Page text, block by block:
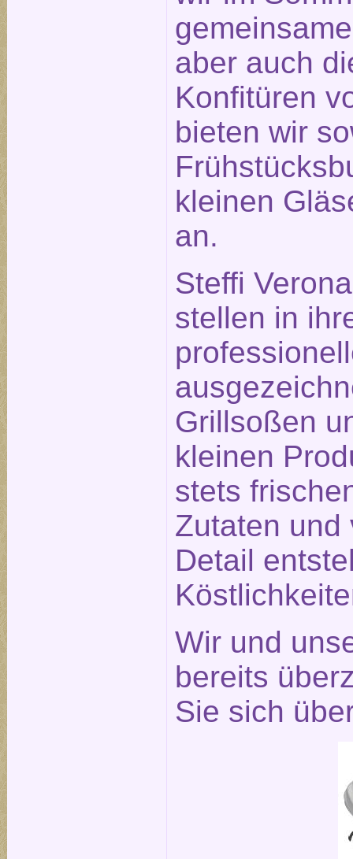
aber auch
Konfitüren
bieten wir
kleinen
an.
Steffi
stellen in
Grillsoßen
kleinen
stets
Zutaten und
Detail
Wir und
bereits
Sie sich